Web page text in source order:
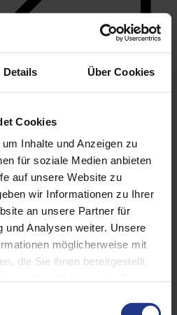
Details Über Cookies
Cookies
Inhalte und Anzeigen zu
für soziale Medien anbieten
auf unsere Website zu
wir Informationen zu Ihrer
an unsere Partner für
und Analysen weiter. Unsere
möglicherweise mit
die Sie ihnen bereitgestellt